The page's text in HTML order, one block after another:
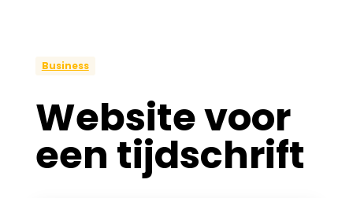
Business
Website voor
een tijdschrift